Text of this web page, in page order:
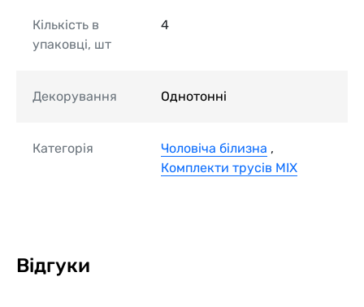
Кількість в
упаковці, шт
4
Декорування Однотонні
Категорія Чоловіча білизна ,
Комплекти трусів MIX
Відгуки